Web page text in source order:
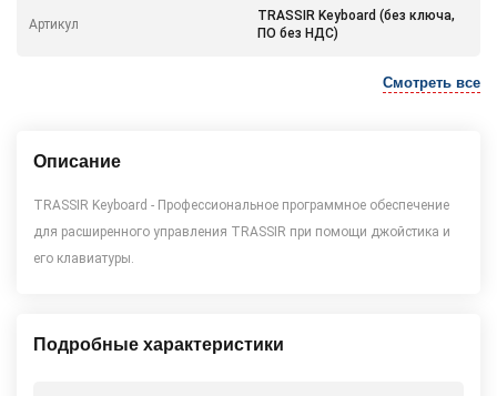
Артикул
TRASSIR Keyboard (без ключа,
ПО без НДС)
Смотреть все
Описание
TRASSIR Keyboard - Профессиональное программное обеспечение
для расширенного управления TRASSIR при помощи джойстика и
его клавиатуры.
Подробные характеристики